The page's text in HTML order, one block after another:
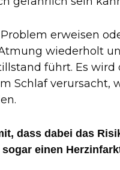
erweisen
wiederholt
führt. Es wird
Schlaf verursacht,
dass dabei das
einen